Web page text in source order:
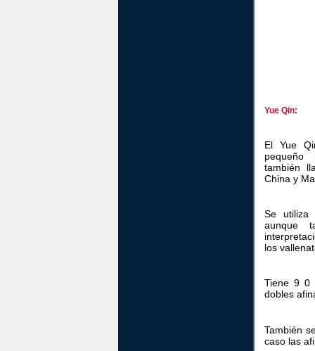
Yue Qin:
El Yue
pequeño
también
China y
Se utiliza
aunque
los
Tiene 9 0
dobles
También
caso las